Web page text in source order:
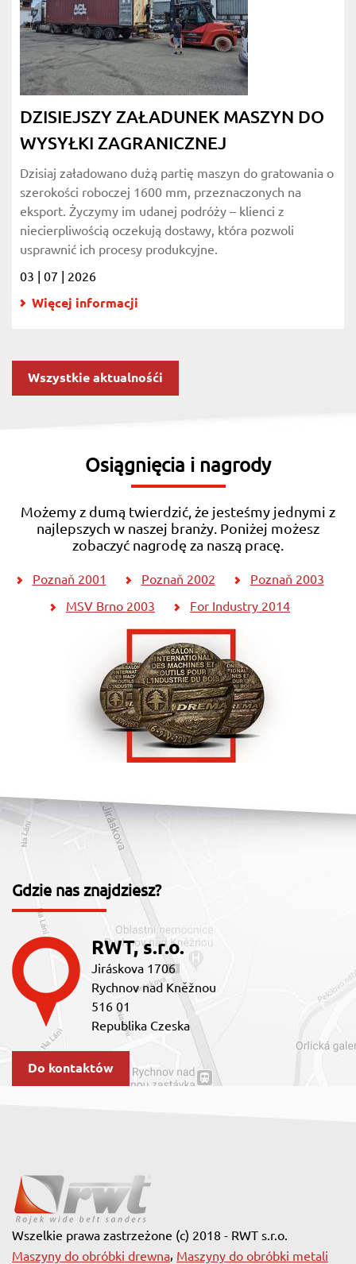
DZISIEJSZY ZAŁADUNEK MASZYN DO
WYSYŁKI ZAGRANICZNEJ
Dzisiaj załadowano dużą partię maszyn do gratowania o
szerokości roboczej 1600 mm, przeznaczonych na
eksport. Życzymy im udanej podróży – klienci z
niecierpliwością oczekują dostawy, która pozwoli
usprawnić ich procesy produkcyjne.
03 | 07 | 2026
Więcej informacji
Wszystkie aktualnośći
Osiągnięcia i nagrody
Możemy z dumą twierdzić, że jesteśmy jednymi z
najlepszych w naszej branży. Poniżej możesz
zobaczyć nagrodę za naszą pracę.
Poznaň 2001 Poznaň 2002
Poznaň 2003
MSV Brno 2003
For Industry 2014
Gdzie nas znajdziesz?
RWT, s.r.o.
Jiráskova 1706
Rychnov nad Kněžnou
516 01
Republika Czeska
Do kontaktów
Wszelkie prawa zastrzeżone (c) 2018 - RWT s.r.o.
Maszyny do obróbki drewna, Maszyny do obróbki metali